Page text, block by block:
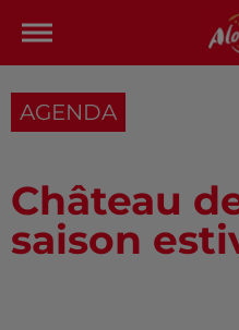
AGENDA
Château
saison